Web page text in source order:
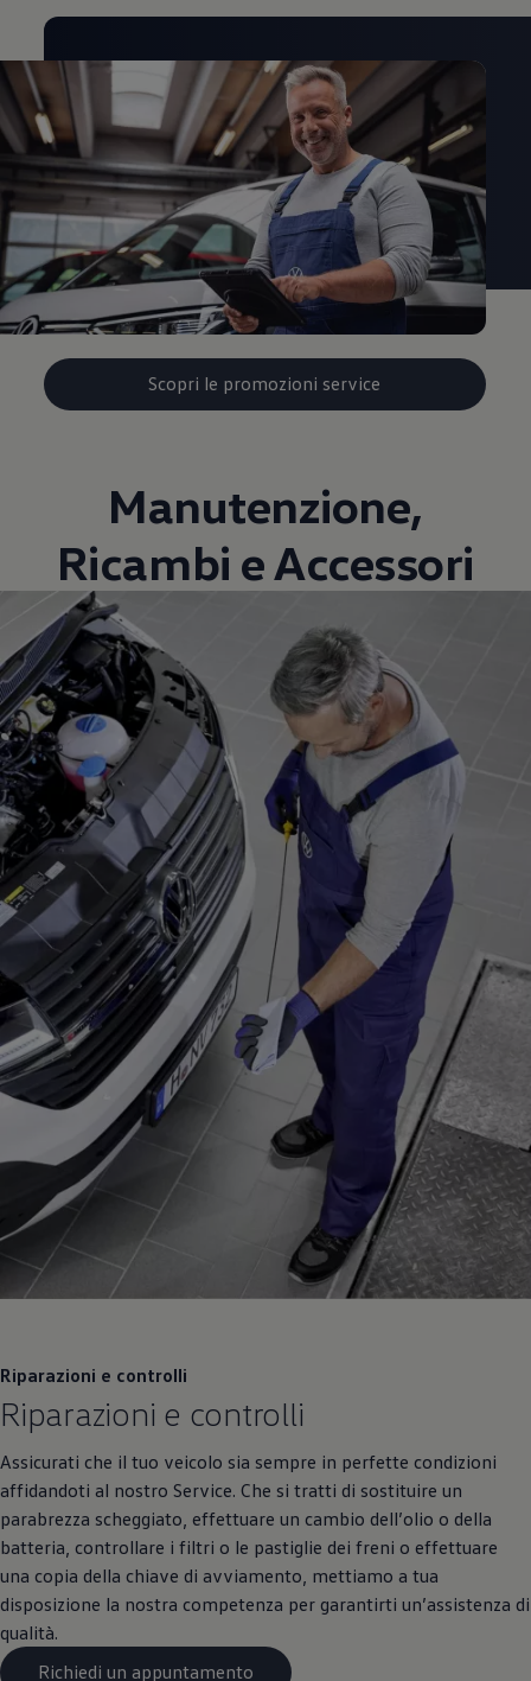
Scopri le promozioni service
Manutenzione,
Ricambi e Accessori
Riparazioni e controlli
Riparazioni e controlli
Assicurati che il tuo veicolo sia sempre in perfette condizioni
affidandoti al nostro Service. Che si tratti di sostituire un
parabrezza scheggiato, effettuare un cambio dell’olio o della
batteria, controllare i filtri o le pastiglie dei freni o effettuare
una copia della chiave di avviamento, mettiamo a tua
disposizione la nostra competenza per garantirti un’assistenza di
qualità.
Richiedi un appuntamento